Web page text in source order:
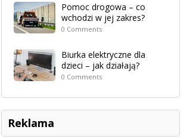
Pomoc drogowa – co
wchodzi w jej zakres?
0 Comments
Biurka elektryczne dla
dzieci – jak działają?
0 Comments
Reklama